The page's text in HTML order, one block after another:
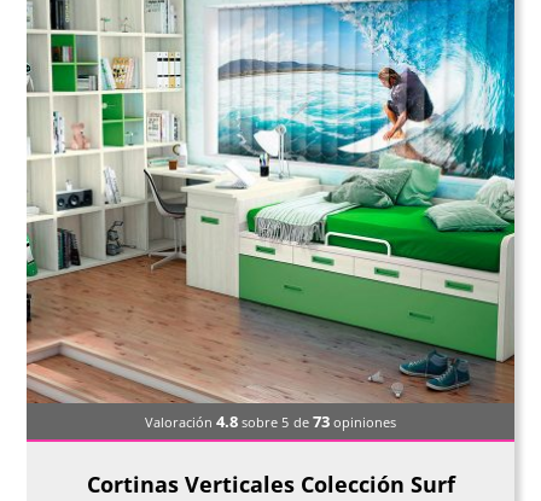
Valoración 4.8 sobre 5 de 73 opiniones
Cortinas Verticales Colección Surf